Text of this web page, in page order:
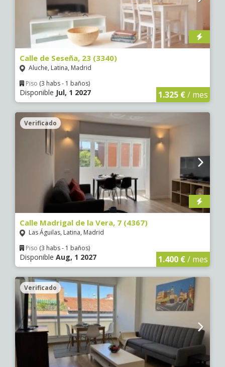
Calle de Seseña, 23 (3340)
Aluche, Latina, Madrid
Piso (3 habs - 1 baños)
Disponible Jul, 1 2027 1.325 €/ mes
Verificado
Calle Madrigal de la Vera, 7 (4367)
Las Águilas, Latina, Madrid
Piso (3 habs - 1 baños)
Disponible Aug, 1 2027 1.400 €/ mes
Verificado